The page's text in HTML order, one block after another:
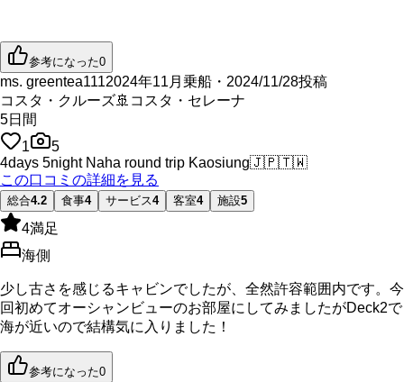
参考になった0
ms. greentea1112024年11月乗船・2024/11/28投稿
コスタ・クルーズ🚢 コスタ・セレーナ
5日間
1
5
4days 5night Naha round trip Kaosiung🇯🇵🇹🇼
この口コミの詳細を見る
総合4.2 食事4 サービス4 客室4 施設5
4満足
海側
少し古さを感じるキャビンでしたが、全然許容範囲内です。今
回初めてオーシャンビューのお部屋にしてみましたがDeck2で
海が近いので結構気に入りました！
参考になった0